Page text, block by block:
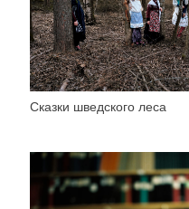
Сказки шведского леса
2 134